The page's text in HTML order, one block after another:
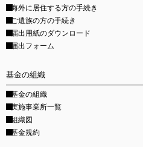
海外に居住する方の手続き
ご遺族の方の手続き
届出用紙のダウンロード
届出フォーム
基金の組織
基金の組織
実施事業所一覧
組織図
基金規約